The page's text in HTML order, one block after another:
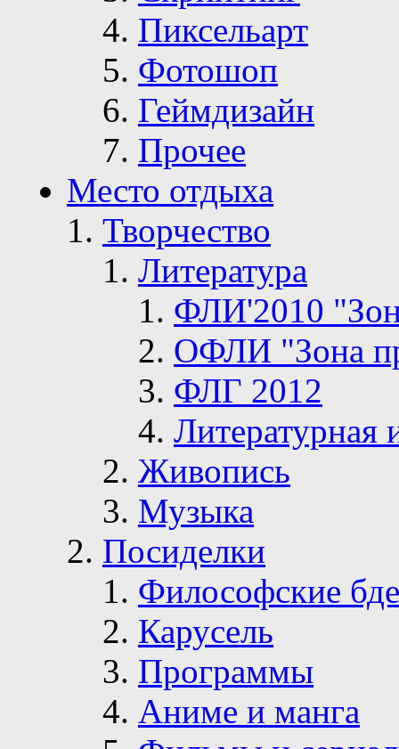
Пиксельарт
Фотошоп
Геймдизайн
Прочее
Место отдыха
Творчество
Литература
ФЛИ'2010
ОФЛИ "Зона
ФЛГ 2012
Живопись
Музыка
Посиделки
Философские
Карусель
Программы
Аниме и манга